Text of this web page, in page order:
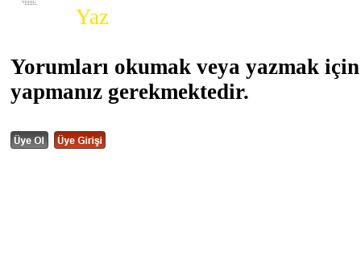
Yaz
Yorumları okumak veya yazmak
yapmanız gerekmektedir.